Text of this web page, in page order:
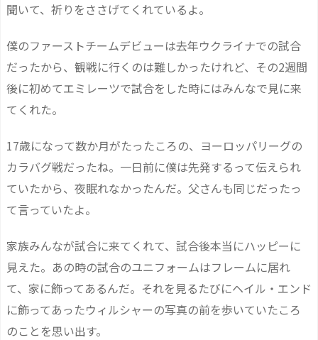
聞いて、祈りをささげてくれているよ。
僕のファーストチームデビューは去年ウクライナでの試合
だったから、観戦に行くのは難しかったけれど、その2週間
後に初めてエミレーツで試合をした時にはみんなで見に来
てくれた。
17歳になって数か月がたったころの、ヨーロッパリーグの
カラバグ戦だったね。一日前に僕は先発するって伝えられ
ていたから、夜眠れなかったんだ。父さんも同じだったっ
て言っていたよ。
家族みんなが試合に来てくれて、試合後本当にハッピーに
見えた。あの時の試合のユニフォームはフレームに居れ
て、家に飾ってあるんだ。それを見るたびにヘイル・エンド
に飾ってあったウィルシャーの写真の前を歩いていたころ
のことを思い出す。